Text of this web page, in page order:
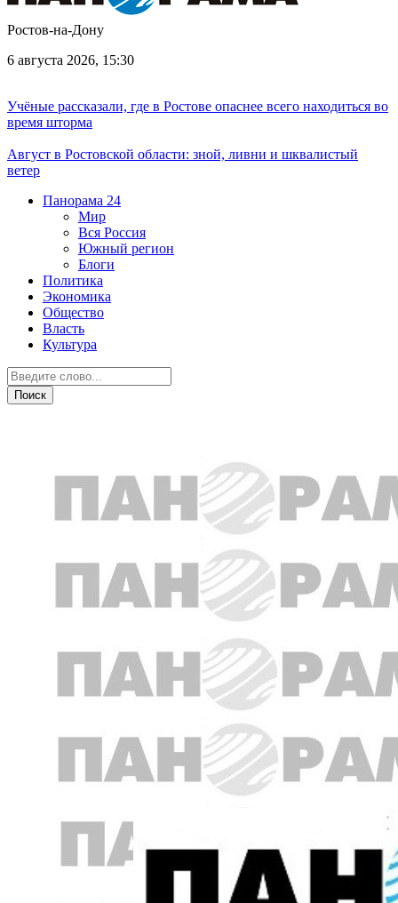
Ростов-на-Дону
6 августа 2026, 15:30
Учёные рассказали, где в Ростове опаснее всего находиться во
время шторма
Август в Ростовской области: зной, ливни и шквалистый
ветер
Панорама 24
Мир
Вся Россия
Южный регион
Блоги
Политика
Экономика
Общество
Власть
Культура